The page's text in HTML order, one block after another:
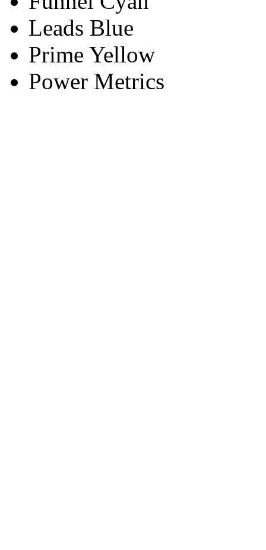
Leads Blue
Prime Yellow
Power Metrics